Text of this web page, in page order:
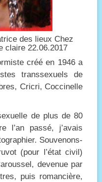
des lieux Chez
claire 22.06.2017
créé en 1946 a
transsexuels de
Cricri, Coccinelle
de plus de 80
l’an passé, j’avais
Souvenons-
(pour l’état civil)
devenue par
puis romancière,